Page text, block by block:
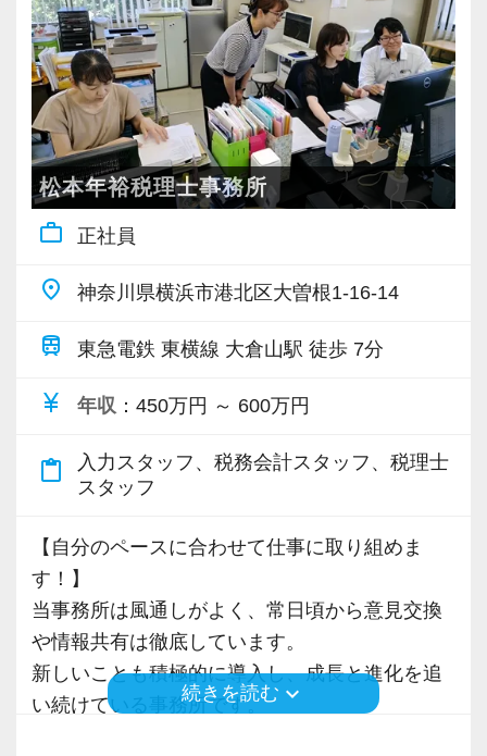
く自分から手を挙げてください。
「挑戦」と「成長」を後押しする社風なので失
敗を恐れずに目標に向かってチャレンジするこ
とができます。
【現役スタッフの声】
前職は小規模な事務所で、なかなか担当を持つ
代表が高齢で新しいお客様も増えず、自分の今
社しました。
現在は、渋谷オフィスの責任者として一つの拠
点を任されています。
積極的に手を挙げるアクティブな人には向いて
私も新しい経験にチャレンジしたいと思い、渋
谷オフィスの開設に合わせて、責任者になりた
いと立候補しました。
主体性のある人にはキャリアアップとレベルア
ップのチャンスも広がり、経験者なら実務だけ
でなくマネジメントの経験も積めます。
ジできます。
【定期的な班替えや席替えで、より多くのこと
を学べる体制！】
当社ではフリーアドレスと固定席を併用しなが
ら業務を行っています。
そのなかで定期的な席替えやチームの班替えを
実施。得意分野や経験の異なる様々な人と一緒
ハウや知識を身に付けられる体制を整えていま
また関西・関東とそれぞれの拠点での交流もあ
り、オンライン・オフラインを問わず気軽に話
し合える社風です。
【各種社会保険完備、ユニークな手当制度あ
社会保険等の一般的な福利厚生の他に、各種手
当も充実。
税務能力検定等の資格検定に合格するともらえ
る「合格手当」、社員には入社3年（5万円）・5
年（10万円）を支給する「勤続手当」もありま
す。
タートアップ税理士法人で、あなた自身のステ
ップアップを私たちと一緒に目指してみません
か。
採用動画① ～突撃インタビュー スタートア
ップ税理士法人のいいところ聞いてみた～
採用動画② スタートアップの「社員に密着さ
・資産税など専門性を高めたい方
・将来的にマネジメントに関わりたい方
＜まずはカジュアル面談へ＞
・事前に気軽な面談を実施
・仕事内容やキャリアを相談可
・ざっくばらんに質問OK
・納得後に選考へ進めます
・半年～1年の調整も可能
まずはカジュアル面談からでも歓迎です
験を積み、仕事の幅を広げてください。
【仕事もプライベートも大事にしたい！スキル
アップも図りたい！そんなあなたの希望を叶え
ます！】
他の事務所に比べ残業は少なくなっているの
は、スタッフ個々のスキルアップを大切にして
いるからです。
当事務所の最寄駅である大倉山駅から横浜駅ま
で電車で10分、渋谷駅まで20分です。
学校に通いながら資格取得にも挑戦できます。
とも連携をとっていますので、幅広いスキルア
事務所研修として外部機関の様々な研修にも出
席してもらっていますので、良い刺激にもなり
【すべての税務に関与できる環境で、会計事務
所経験者を募集します】
入社後は、経験豊富な先輩と一緒に、あなたの
スキルに合わせた仕事と経験を積んでくださ
い。
松本年裕税理士事務所
work_outline 正社員
place 神奈川県横浜市港北区大曽根1-16-14
train 東急電鉄 東横線 大倉山駅 徒歩 7分
currency_yen 年収 ：450万円 ～ 600万円
content_paste
入力スタッフ、税務会計スタッフ、税理士
スタッフ
【自分のペースに合わせて仕事に取り組めま
す！】
当事務所は風通しがよく、常日頃から意見交換
や情報共有は徹底しています。
新しいことも積極的に導入し、成長と進化を追
い続けている事務所です。
続きを読む keyboard_arrow_down